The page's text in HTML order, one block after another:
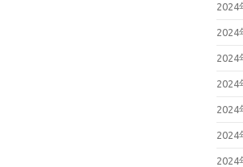
2024
2024
2024
2024
2024
2024
2024